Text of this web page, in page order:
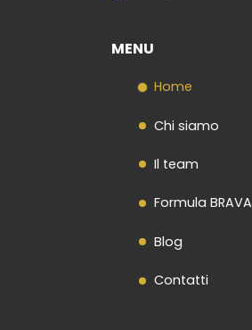
MENU
Home
Chi siamo
Il team
Formula BRAVA
Blog
Contatti